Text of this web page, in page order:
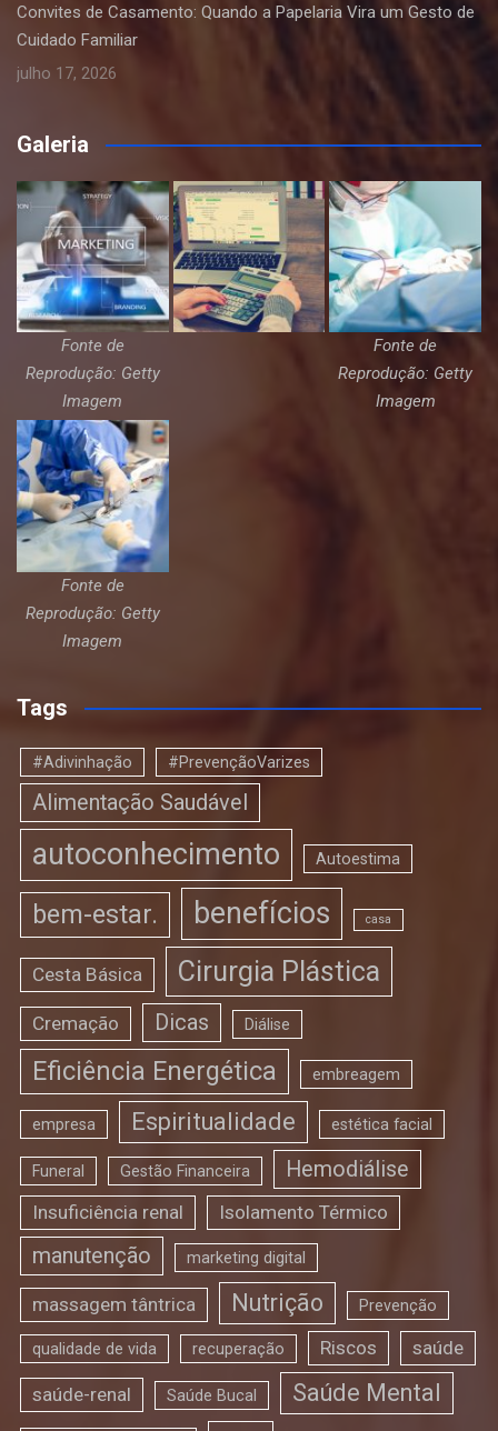
Convites de Casamento: Quando a Papelaria Vira um Gesto de
Cuidado Familiar
julho 17, 2026
Galeria
Fonte de
Reprodução: Getty
Imagem
Fonte de
Reprodução: Getty
Imagem
Fonte de
Reprodução: Getty
Imagem
Tags
#Adivinhação #PrevençãoVarizes
Alimentação Saudável
autoconhecimento Autoestima
bem-estar. benefícios casa
Cesta Básica Cirurgia Plástica
Cremação Dicas Diálise
Eficiência Energética embreagem
empresa Espiritualidade estética facial
Funeral Gestão Financeira Hemodiálise
Insuficiência renal Isolamento Térmico
manutenção marketing digital
massagem tântrica Nutrição Prevenção
qualidade de vida recuperação Riscos saúde
saúde-renal Saúde Bucal Saúde Mental